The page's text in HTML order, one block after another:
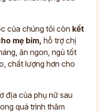
của chúng tôi còn kết
mẹ bỉm, hỗ trợ chị
ăn ngon, ngủ tốt
chất lượng hơn cho
địa của phụ nữ sau
quá trình thăm